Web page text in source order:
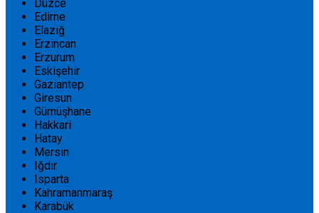
Düzce
Edirne
Elazığ
Erzincan
Erzurum
Eskişehir
Gaziantep
Giresun
Gümüşhane
Hakkari
Hatay
Mersin
Iğdır
Isparta
Kahramanmaraş
Karabük